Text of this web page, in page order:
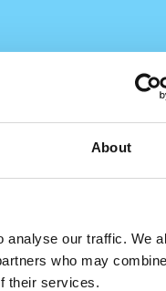
About
analyse our traffic. We
who may
their services.
s námi a